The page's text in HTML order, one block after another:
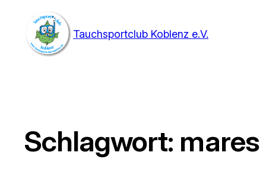
Tauchsportclub Koblenz e.V.
Schlagwort: mares